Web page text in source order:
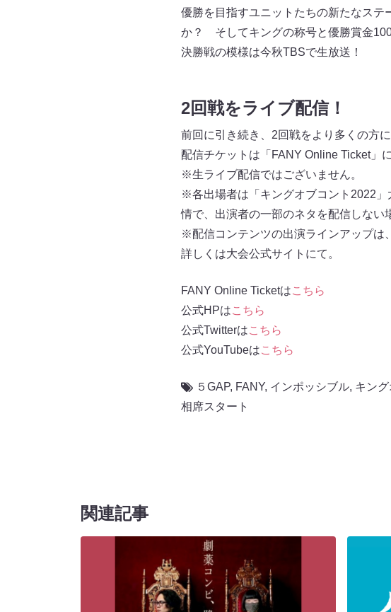
優勝を目指すユニットたちの新たなステ
か？ そしてキングの称号と優勝賞金
決勝戦の模様は今秋TBSで生放送！
2回戦をライブ配信！
前回に引き続き、2回戦をより多くの方
配信チケットは「FANY Online Ticket」
※生ライブ配信ではございません。
※各出場者は「キングオブコント2022
情で、出演者の一部のネタを配信しない
※配信コンテンツの出演ラインアップは
詳しくは大会公式サイトにて。
FANY Online Ticketはこちら
公式HPはこちら
公式Twitterはこちら
公式YouTubeはこちら
５GAP, FANY, インポッシブル, キン
相席スタート
関連記事